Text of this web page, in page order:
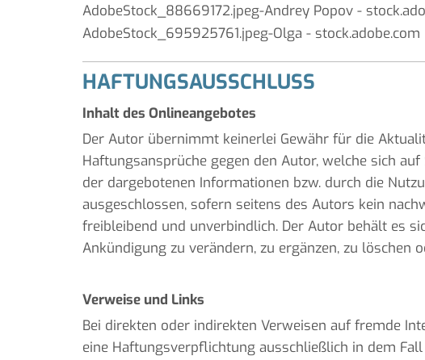
AdobeStock_88669172.jpeg-Andrey Popov -
AdobeStock_695925761.jpeg-Olga - stock.adobe.com
HAFTUNGSAUSSCHLUSS
Inhalt des Onlineangebotes
Der Autor übernimmt keinerlei Gewähr für die
Haftungsansprüche gegen den Autor, welche sich
der dargebotenen Informationen bzw. durch die
ausgeschlossen, sofern seitens des Autors kein
freibleibend und unverbindlich. Der Autor behält es
Ankündigung zu verändern, zu ergänzen, zu
Verweise und Links
Bei direkten oder indirekten Verweisen auf fremde
eine Haftungsverpflichtung ausschließlich in dem